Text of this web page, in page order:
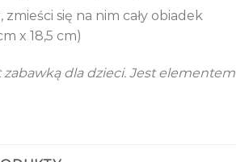
się na nim cały obiadek
x 18,5 cm)
dla dzieci. Jest elementem